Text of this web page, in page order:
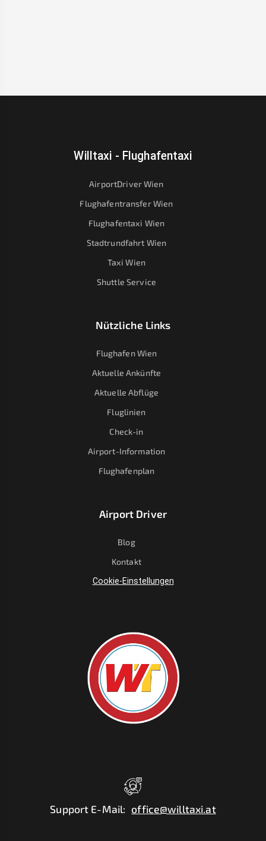
Willtaxi - Flughafentaxi
AirportDriver Wien
Flughafentransfer Wien
Flughafentaxi Wien
Stadtrundfahrt Wien
Taxi Wien
Shuttle Service
Nützliche Links
Flughafen Wien
Aktuelle Ankünfte
Aktuelle Abflüge
Fluglinien
Check-in
Airport-Information
Flughafenplan
Airport Driver
Blog
Kontakt
Cookie-Einstellungen
Support E-Mail: office@willtaxi.at